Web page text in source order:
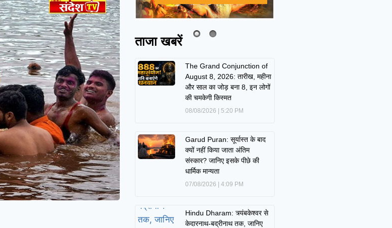
ताजा खबरें
The Grand Conjunction of
August 8, 2026: तारीख, महीना
और साल का जोड़ बना 8, इन लोगों
की चमकेगी किस्मत
08/08/2026 5:20 PM
Garud Puran: सूर्यास्त के बाद
क्यों नहीं किया जाता अंतिम
संस्कार? जानिए इसके पीछे की
धार्मिक मान्यता
07/08/2026 4:09 PM
Hindu Dharam: त्र्यंबकेश्वर से
केदारनाथ-बद्रीनाथ तक, जानिए